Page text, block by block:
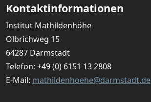
Kontaktinformationen
Institut Mathildenhöhe
Olbrichweg 15
64287 Darmstadt
Telefon: +49 (0) 6151 13 2808
E-Mail: mathildenhoehe@darmstadt.de